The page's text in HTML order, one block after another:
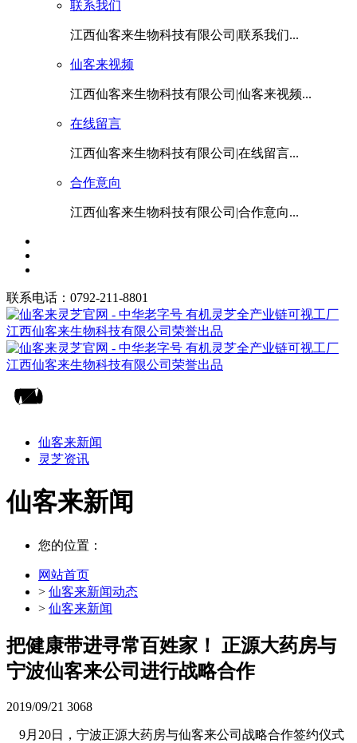
联系我们
江西仙客来生物科技有限公司|联系我们...
仙客来视频
江西仙客来生物科技有限公司|仙客来视频...
在线留言
江西仙客来生物科技有限公司|在线留言...
合作意向
江西仙客来生物科技有限公司|合作意向...
联系电话：0792-211-8801
仙客来新闻
灵芝资讯
仙客来新闻
您的位置：
网站首页
> 仙客来新闻动态
> 仙客来新闻
把健康带进寻常百姓家！ 正源大药房与
宁波仙客来公司进行战略合作
2019/09/21 3068
9月20日，宁波正源大药房与仙客来公司战略合作签约仪式